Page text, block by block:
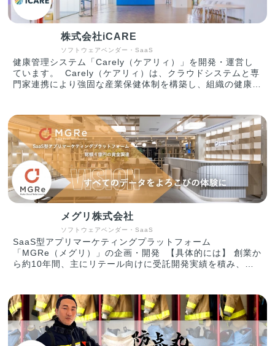
株式会社iCARE
ソフトウェアベンダー・SaaS
健康管理システム「Carely（ケアリィ）」を開発・運営し
ています。 Carely（ケアリィ）は、クラウドシステムと専
門家連携により強固な産業保健体制を構築し、組織の健康課
ストレスチェック・⾯談記録）をクラウド上で⼀元管理し、
本質的な組織課題を見える化することで、業務効率化に加
え、メンタルヘルス不調や休職・離職を未然に防ぐ組織的な
予防アプローチに導き、効果的な健康経営・ウェルビーイン
グの実現を支援します。 https://www.carely.jp/
メグリ株式会社
ソフトウェアベンダー・SaaS
SaaS型アプリマーケティングプラットフォーム
「MGRe（メグリ）」の企画・開発 【具体的には】 創業か
ら約10年間、主にリテール向けに受託開発実績を積み、そ
からアプリマーケティングまで一貫した戦略的支援を得意と
し、企業のデジタルトランスフォーメーション（DX）を支
援しています。 MGRe(Make Good Relationship) メグ
リ について アプリ上で取得したデータを活用し、顧客と
最適なコミュニケーションを生み出すリピーターを育む